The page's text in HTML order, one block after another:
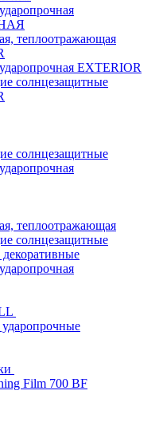
теплоотражающая
EXTERIOR
солнцезащитные
солнцезащитные
теплоотражающая
солнцезащитные
Film 700 BF